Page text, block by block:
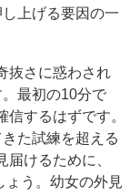
上げる要因の一
抜さに惑わされ
最初の10分で
信するはずです。
た試練を超える
けるために、
ょう。幼女の外見